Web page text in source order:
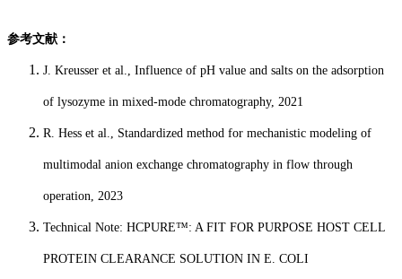
参考文献 ：
J. Kreusser et al., Influence of pH value and salts on the adsorption
of lysozyme in mixed-mode chromatography, 2021
R. Hess et al., Standardized method for mechanistic modeling of
multimodal anion exchange chromatography in flow through
operation, 2023
Technical Note: HCPURE™: A FIT FOR PURPOSE HOST CELL
PROTEIN CLEARANCE SOLUTION IN E. COLI